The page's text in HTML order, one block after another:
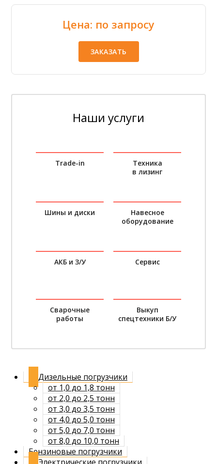
Цена: по запросу
ЗАКАЗАТЬ
Наши услуги
Trade-in
Техника
в лизинг
Шины и диски
Навесное
оборудование
АКБ и З/У Сервис
Сварочные
работы
Выкуп
спецтехники Б/У
Дизельные погрузчики
от 1,0 до 1,8 тонн
от 2,0 до 2,5 тонн
от 3,0 до 3,5 тонн
от 4,0 до 5,0 тонн
от 5,0 до 7,0 тонн
от 8,0 до 10,0 тонн
Бензиновые погрузчики
Электрические погрузчики